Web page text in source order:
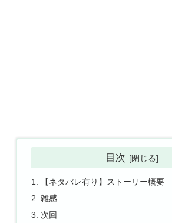
目次
【ネタバレ有り】ストーリー概要
雑感
次回